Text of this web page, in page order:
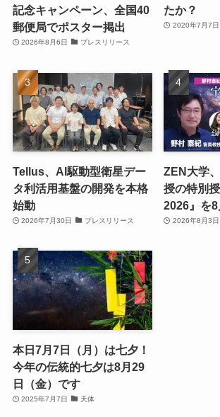
記念キャンペーン、全国40
郵便局でポスター掲出
2026年8月6日 プレスリリース
たか？
2020年7月7日
Tellus、AI駆動型衛星デー
タ利活用基盤の開発を本格
始動
2026年7月30日 プレスリリース
ZEN大学
授の特別
2026』を
2026年8月3日
本日7月7日（月）は七夕！
今年の伝統的七夕は8月29
日（金）です
2025年7月7日 天体